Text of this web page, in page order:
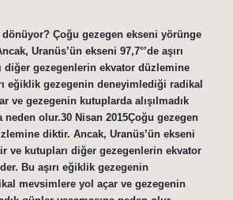
Çoğu gezegen ekseni yörünge
Uranüs’ün ekseni 97,7°’de aşırı
diğer gezegenlerin ekvator düzlemine
eğiklik gezegenin deneyimlediği radikal
ve gezegenin kutuplarda alışılmadık
neden olur.30 Nisan 2015Çoğu gezegen
diktir. Ancak, Uranüs’ün ekseni
ve kutupları diğer gezegenlerin ekvator
Bu aşırı eğiklik gezegenin
mevsimlere yol açar ve gezegenin